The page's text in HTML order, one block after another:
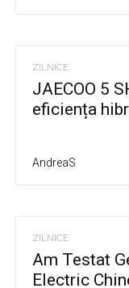
ZILNICE
JAECOO 5
eficiența
AndreaS
ZILNICE
Am Testat
Electric